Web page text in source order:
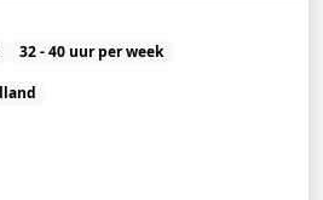
32 - 40 uur per week